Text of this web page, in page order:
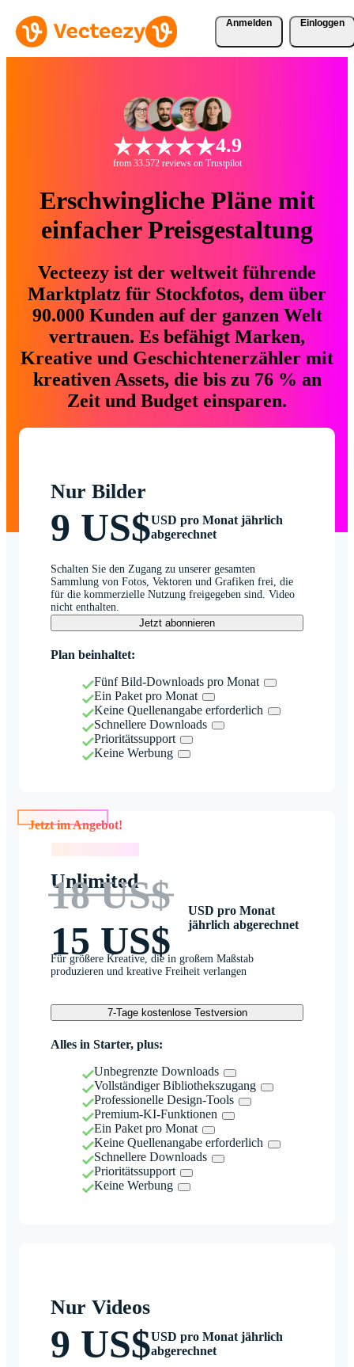
Anmelden Einloggen
4.9
from 33.572 reviews on Trustpilot
Erschwingliche Pläne mit
einfacher Preisgestaltung
Vecteezy ist der weltweit führende
Marktplatz für Stockfotos, dem über
90.000 Kunden auf der ganzen Welt
vertrauen. Es befähigt Marken,
Kreative und Geschichtenerzähler mit
kreativen Assets, die bis zu 76 % an
Zeit und Budget einsparen.
Nur Bilder
9 US$USD pro Monat jährlich
abgerechnet
Schalten Sie den Zugang zu unserer gesamten
Sammlung von Fotos, Vektoren und Grafiken frei, die
für die kommerzielle Nutzung freigegeben sind. Video
nicht enthalten.
Jetzt abonnieren
Plan beinhaltet:
Fünf Bild-Downloads pro Monat
Ein Paket pro Monat
Keine Quellenangabe erforderlich
Schnellere Downloads
Prioritätssupport
Keine Werbung
Jetzt im Angebot!
Unlimited
18 US$
15 US$
USD pro Monat
jährlich abgerechnet
Für größere Kreative, die in großem Maßstab
produzieren und kreative Freiheit verlangen
7-Tage kostenlose Testversion
Alles in Starter, plus:
Unbegrenzte Downloads
Vollständiger Bibliothekszugang
Professionelle Design-Tools
Premium-KI-Funktionen
Ein Paket pro Monat
Keine Quellenangabe erforderlich
Schnellere Downloads
Prioritätssupport
Keine Werbung
Nur Videos
9 US$USD pro Monat jährlich
abgerechnet